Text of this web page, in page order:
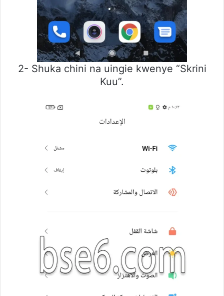
2- Shuka chini na uingie kwenye “Skrini
Kuu”.